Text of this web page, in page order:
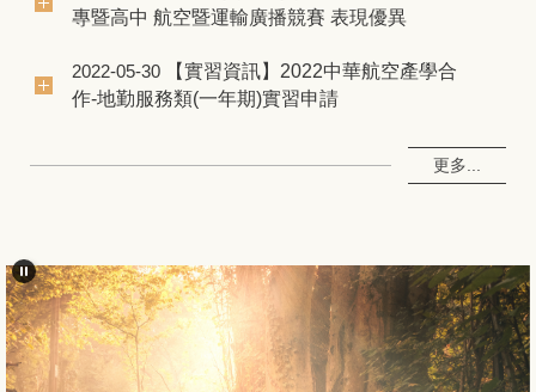
專暨高中 航空暨運輸廣播競賽 表現優異
2022-05-30
【實習資訊】2022中華航空產學合
作-地勤服務類(一年期)實習申請
更多...